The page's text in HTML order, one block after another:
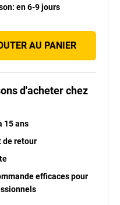
: en 6-9 jours
AU PANIER
d'acheter chez
15 ans
de retour
efficaces pour